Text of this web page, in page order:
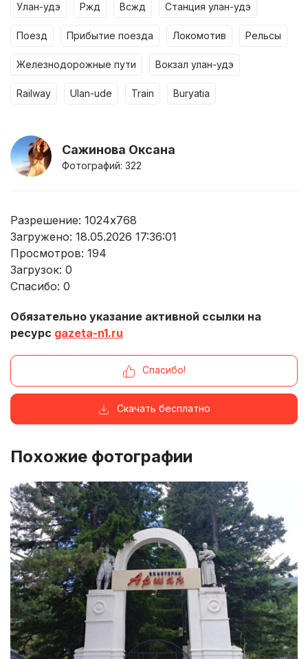
улан-удэ ржд всжд станция улан-удэ
поезд прибытие поезда локомотив рельсы
железнодорожные пути вокзал улан-удэ
railway ulan-ude train buryatia
Сажинова Оксана
Фотографий: 322
Разрешение: 1024x768
Загружено: 18.05.2026 17:36:01
Просмотров: 194
Загрузок: 0
Спасибо: 0
Обязательно указание активной ссылки на
ресурс gazeta-n1.ru
Спасибо!
Скачать бесплатно
Похожие фотографии